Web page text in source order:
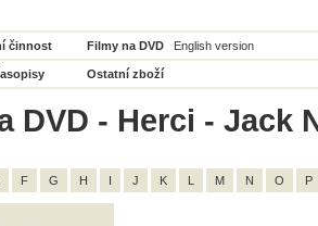
činnost Filmy na DVD English version
Ostatní zboží
DVD - Herci - Jack
F G H I J K L M N O P